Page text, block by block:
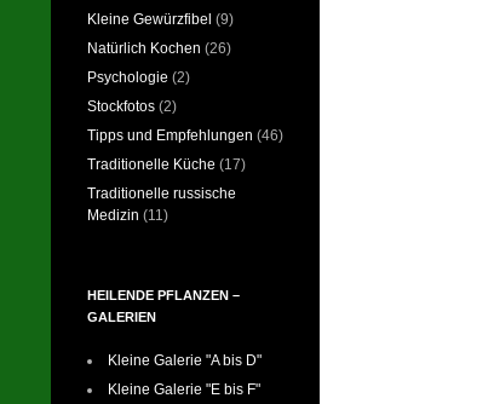
Kleine Gewürzfibel (9)
Natürlich Kochen (26)
Psychologie (2)
Stockfotos (2)
Tipps und Empfehlungen (46)
Traditionelle Küche (17)
Traditionelle russische
Medizin (11)
HEILENDE PFLANZEN –
GALERIEN
Kleine Galerie "A bis D"
Kleine Galerie "E bis F"